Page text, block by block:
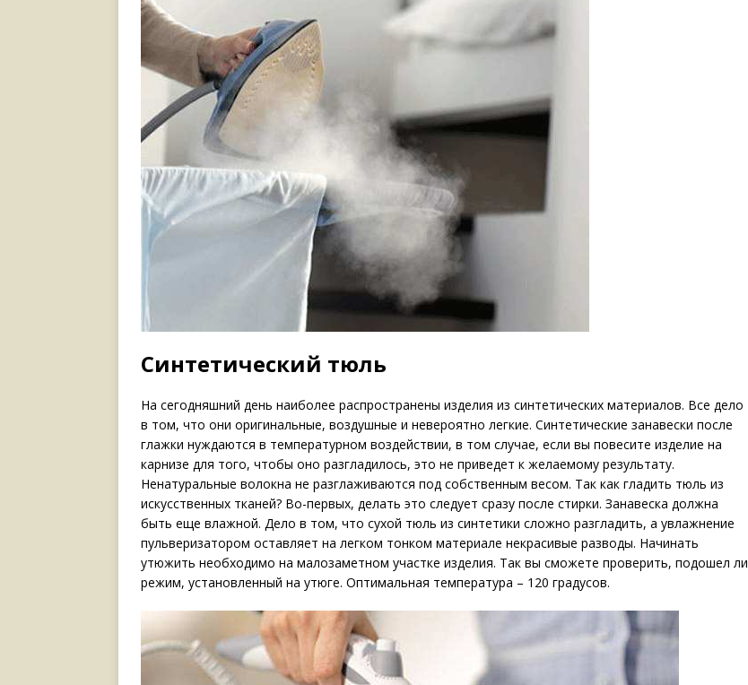
Синтетический тюль
На сегодняшний день наиболее распространены изделия из синтетических материалов. Все дело
в том, что они оригинальные, воздушные и невероятно легкие. Синтетические занавески после
глажки нуждаются в температурном воздействии, в том случае, если вы повесите изделие на
карнизе для того, чтобы оно разгладилось, это не приведет к желаемому результату.
Ненатуральные волокна не разглаживаются под собственным весом. Так как гладить тюль из
искусственных тканей? Во-первых, делать это следует сразу после стирки. Занавеска должна
быть еще влажной. Дело в том, что сухой тюль из синтетики сложно разгладить, а увлажнение
пульверизатором оставляет на легком тонком материале некрасивые разводы. Начинать
утюжить необходимо на малозаметном участке изделия. Так вы сможете проверить, подошел ли
режим, установленный на утюге. Оптимальная температура – 120 градусов.